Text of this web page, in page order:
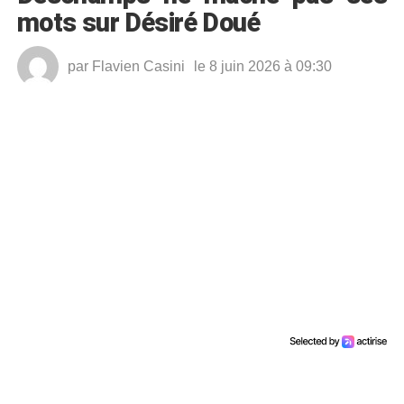
mots sur Désiré Doué
par Flavien Casini le 8 juin 2026 à 09:30